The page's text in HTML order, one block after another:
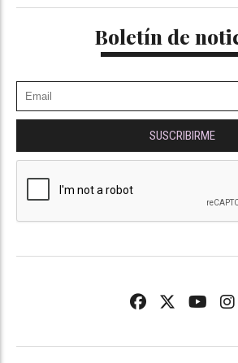
Boletín de
SUSCRIBIRME